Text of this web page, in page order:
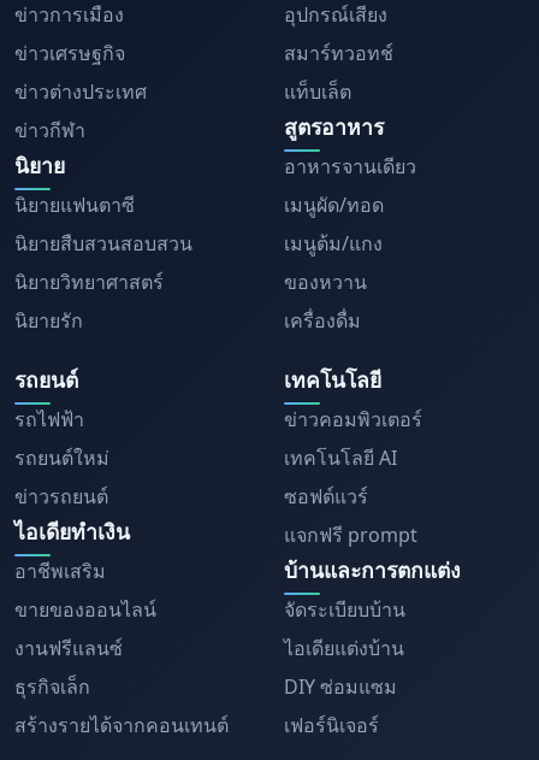
ข่าวการเมือง
ข่าวเศรษฐกิจ
ข่าวต่างประเทศ
ข่าวกีฬา
นิยาย
นิยายแฟนตาซี
นิยายสืบสวนสอบสวน
นิยายวิทยาศาสตร์
นิยายรัก
อุปกรณ์เสียง
สมาร์ทวอทช์
แท็บเล็ต
สูตรอาหาร
อาหารจานเดียว
เมนูผัด/ทอด
เมนูต้ม/แกง
ของหวาน
เครื่องดื่ม
รถยนต์
รถไฟฟ้า
รถยนต์ใหม่
ข่าวรถยนต์
ไอเดียทำเงิน
อาชีพเสริม
ขายของออนไลน์
งานฟรีแลนซ์
ธุรกิจเล็ก
สร้างรายได้จากคอนเทนต์
เทคโนโลยี
ข่าวคอมพิวเตอร์
เทคโนโลยี AI
ซอฟต์แวร์
แจกฟรี prompt
บ้านและการตกแต่ง
จัดระเบียบบ้าน
ไอเดียแต่งบ้าน
DIY ซ่อมแซม
เฟอร์นิเจอร์